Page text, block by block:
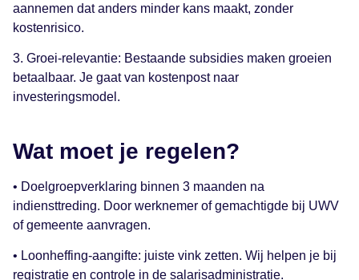
aannemen dat anders minder kans maakt, zonder
kostenrisico.
3. Groei-relevantie: Bestaande subsidies maken groeien
betaalbaar. Je gaat van kostenpost naar
investeringsmodel.
Wat moet je regelen?
• Doelgroepverklaring binnen 3 maanden na
indiensttreding. Door werknemer of gemachtigde bij UWV
of gemeente aanvragen.
• Loonheffing-aangifte: juiste vink zetten. Wij helpen je bij
registratie en controle in de salarisadministratie.